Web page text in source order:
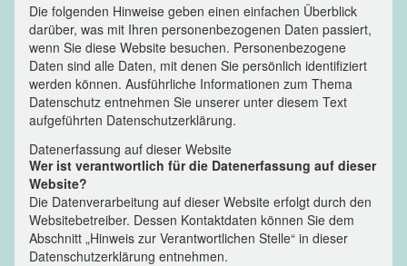
Die folgenden Hinweise geben einen einfachen Überblick
darüber, was mit Ihren personenbezogenen Daten passiert,
wenn Sie diese Website besuchen. Personenbezogene
Daten sind alle Daten, mit denen Sie persönlich identifiziert
werden können. Ausführliche Informationen zum Thema
Datenschutz entnehmen Sie unserer unter diesem Text
aufgeführten Datenschutzerklärung.
Datenerfassung auf dieser Website
Wer ist verantwortlich für die Datenerfassung auf dieser
Website?
Die Datenverarbeitung auf dieser Website erfolgt durch den
Websitebetreiber. Dessen Kontaktdaten können Sie dem
Abschnitt „Hinweis zur Verantwortlichen Stelle“ in dieser
Datenschutzerklärung entnehmen.